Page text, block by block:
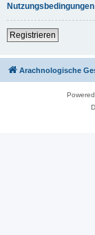
Nutzungsbedingungen
Registrieren
Arachnologische